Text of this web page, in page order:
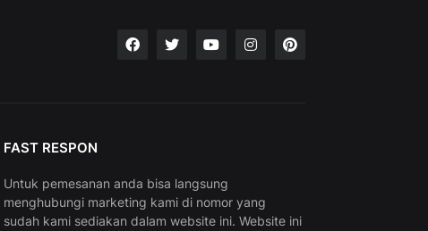
FAST RESPON
Untuk pemesanan anda bisa langsung
menghubungi marketing kami di nomor yang
sudah kami sediakan dalam website ini. Website ini